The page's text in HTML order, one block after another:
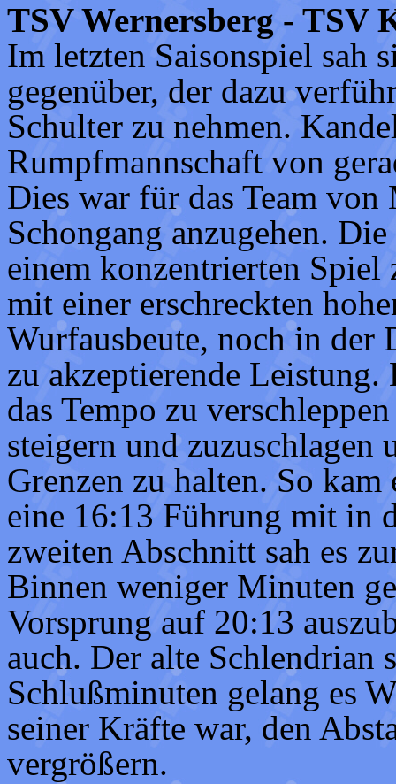
TSV Wernersberg - TSV
Im letzten Saisonspiel sah
gegenüber, der dazu
Schulter zu nehmen.
Rumpfmannschaft von
Dies war für das Team
Schongang anzugehen.
einem konzentrierten
mit einer erschreckten
Wurfausbeute, noch in der
zu akzeptierende
das Tempo zu
steigern und zuzuschlagen
Grenzen zu halten. So
eine 16:13 Führung mit in
zweiten Abschnitt sah es
Binnen weniger Minuten
Vorsprung auf 20:13
auch. Der alte Schlendrian
Schlußminuten gelang es
seiner Kräfte war, den
vergrößern.